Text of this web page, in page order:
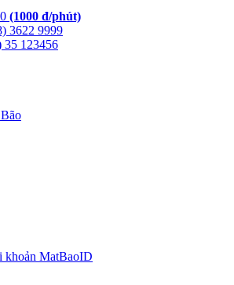
(1000 đ/phút)
3622 9999
35 123456
khoản MatBaoID